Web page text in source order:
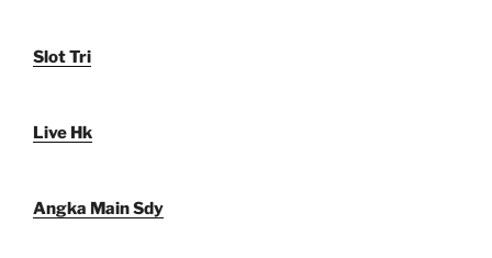
Slot Tri
Live Hk
Angka Main Sdy